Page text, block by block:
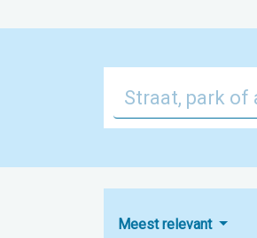
Meest relevant